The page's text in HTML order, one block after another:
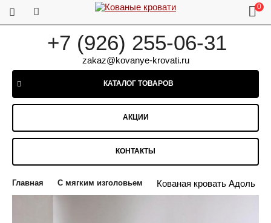
+7 (926) 255-06-31
zakaz@kovanye-krovati.ru
0
КАТАЛОГ ТОВАРОВ
АКЦИИ
КОНТАКТЫ
Главная С мягким изголовьем Кованая кровать Адоль